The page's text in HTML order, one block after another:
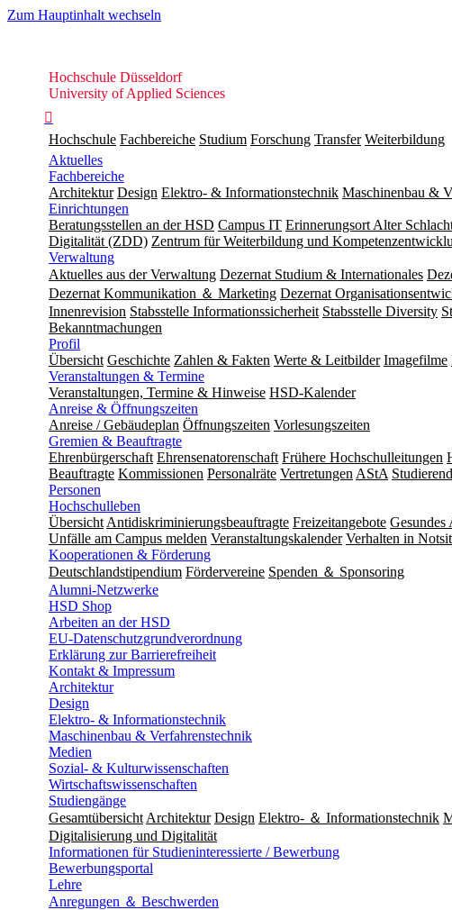
Zum Hauptinhalt wechseln
Hochschule
Düsseldorf
Hochschule Düsseldorf
University of Applied Sciences

Hochschule Fachbereiche Studium Forschung Transfer Weiterbildung
Aktuelles
Fachbereiche
Architektur Design Elektro- & Informationstechnik Maschinenbau &
Einrichtungen
Beratungsstellen an der HSD Campus IT Erinnerungsort Alter
Digitalität (ZDD) Zentrum für Weiterbildung und
Verwaltung
Aktuelles aus der Verwaltung Dezernat Studium & Internationales
Dezernat Kommunikation ＆ Marketing Dezernat
Innenrevision Stabsstelle In­for­ma­ti­ons­sicher­heit Stabsstelle Diversity
Bekanntmachungen
Profil
Übersicht Geschichte Zahlen & Fakten Werte & Leitbilder Imagefilme
Veranstaltungen & Termine
Veranstaltungen, Termine & Hinweise HSD-Kalender
Anreise & Öffnungszeiten
Anreise / Gebäudeplan Öffnungszeiten Vorlesungszeiten
Gremien & Beauftragte
Ehrenbürgerschaft Ehrensenatorenschaft Frühere Hochschulleitungen
Beauftragte Kommissionen Personalräte Vertretungen AStA
Personen
Hochschulleben
Übersicht Antidiskriminierungsbeauftragte Freizeitangebote Gesundes
Unfälle am Campus melden Veranstaltungskalender Verhalten in
Kooperationen & Förderung
Deutschlandstipendium Fördervereine Spenden ＆ Sponsoring
Alumni-Netzwerke
HSD Shop
Arbeiten an der HSD
EU-Datenschutzgrundverordnung
Erklärung zur Barrierefreiheit
Kontakt & Impressum
Architektur
Design
Elektro- & Informationstechnik
Maschinenbau & Verfahrenstechnik
Medien
Sozial- & Kulturwissenschaften
Wirtschaftswissenschaften
Studiengänge
Gesamtübersicht Architektur Design Elektro- ＆ Informationstechnik
Digitalisierung und Digitalität
Informationen für Studieninteressierte / Bewerbung
Bewerbungsportal
Lehre
Anregungen ＆ Beschwerden